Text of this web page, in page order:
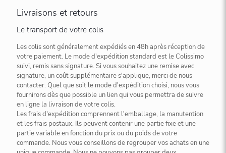
Livraisons et retours
Le transport de votre colis
Les colis sont généralement expédiés en 48h après réception de
votre paiement. Le mode d'expédition standard est le Colissimo
suivi, remis sans signature. Si vous souhaitez une remise avec
signature, un coût supplémentaire s'applique, merci de nous
contacter. Quel que soit le mode d'expédition choisi, nous vous
fournirons dès que possible un lien qui vous permettra de suivre
en ligne la livraison de votre colis.
Les frais d'expédition comprennent l'emballage, la manutention
et les frais postaux. Ils peuvent contenir une partie fixe et une
partie variable en fonction du prix ou du poids de votre
commande. Nous vous conseillons de regrouper vos achats en une